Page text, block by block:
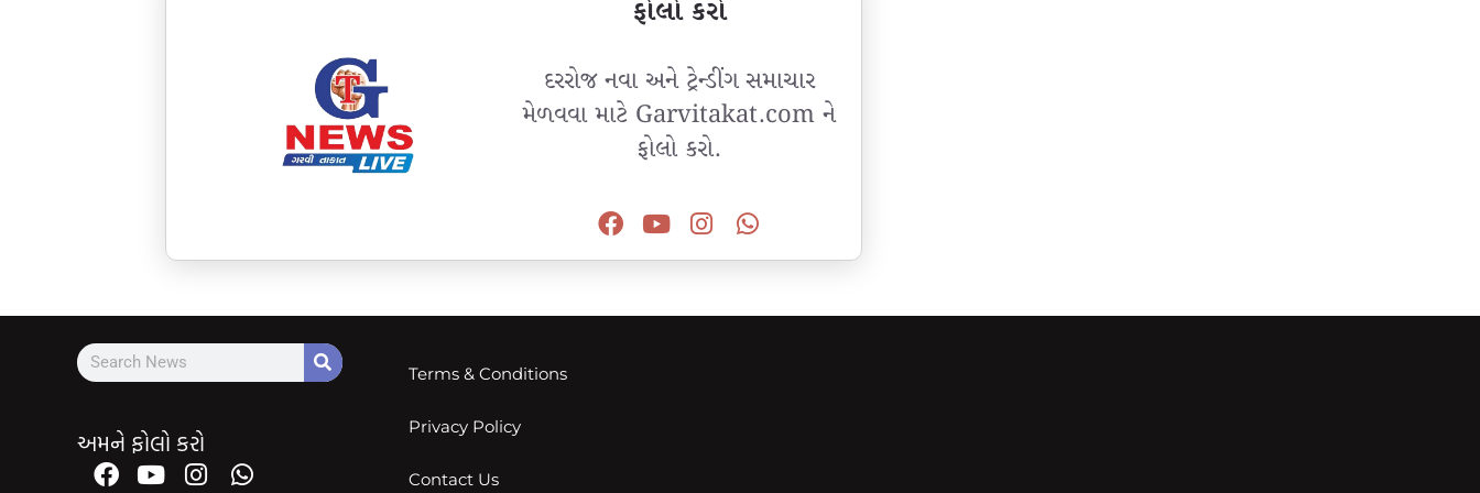
ફોલો કરો
દરરોજ નવા અને ટ્રેન્ડીંગ સમાચાર
મેળવવા માટે Garvitakat.com ને
ફોલો કરો.
અમને ફોલો કરો
Terms & Conditions
Privacy Policy
Contact Us